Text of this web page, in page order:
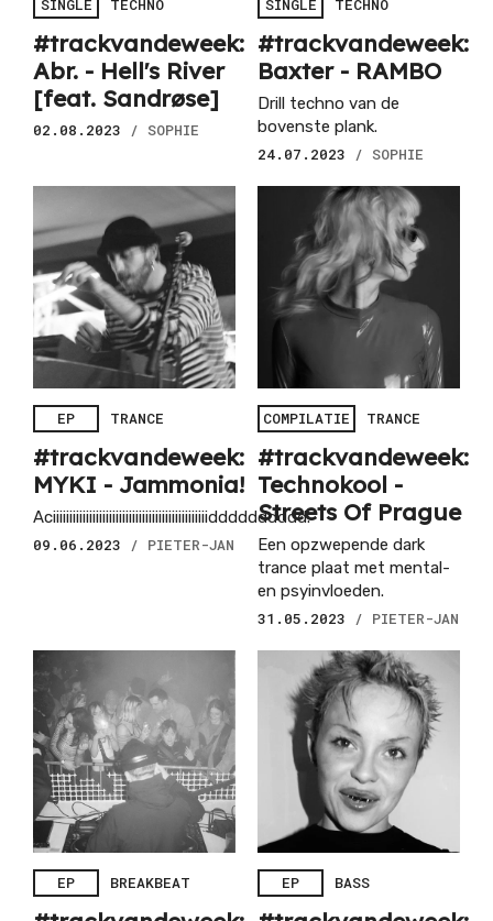
SINGLE TECHNO
#trackvandeweek:
Abr. - Hell's River
[feat. Sandr​ø​se]
02.08.2023 / SOPHIE
SINGLE TECHNO
#trackvandeweek:
Baxter - RAMBO
Drill techno van de
bovenste plank.
24.07.2023
/ SOPHIE
EP TRANCE
#trackvandeweek:
MYKI - Jammonia!
Aciiiiiiiiiiiiiiiiiiiiiiiiiiiiiiiiiiiiiiiiiiiiiiidddddddddd.
09.06.2023
/ PIETER-JAN
COMPILATIE TRANCE
#trackvandeweek:
Technokool -
Streets Of Prague
Een opzwepende dark
trance plaat met mental-
en psyinvloeden.
31.05.2023
/ PIETER-JAN
EP BREAKBEAT EP BASS